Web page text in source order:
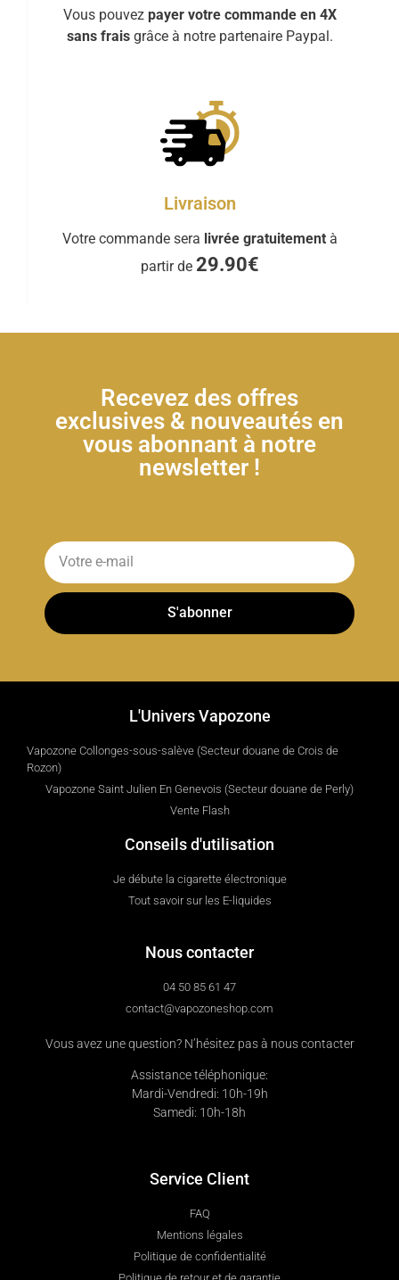
Vous pouvez payer votre commande en 4X
sans frais grâce à notre partenaire Paypal.
Livraison
Votre commande sera livrée gratuitement à
partir de 29.90€
Recevez des offres
exclusives & nouveautés en
vous abonnant à notre
newsletter !
S'abonner
L'Univers Vapozone
Vapozone Collonges-sous-salève (Secteur douane de Crois de
Rozon)
Vapozone Saint Julien En Genevois (Secteur douane de Perly)
Vente Flash
Conseils d'utilisation
Je débute la cigarette électronique
Tout savoir sur les E-liquides
Nous contacter
04 50 85 61 47
contact@vapozoneshop.com
Vous avez une question? N’hésitez pas à nous contacter
Assistance téléphonique:
Mardi-Vendredi: 10h-19h
Samedi: 10h-18h
Service Client
FAQ
Mentions légales
Politique de confidentialité